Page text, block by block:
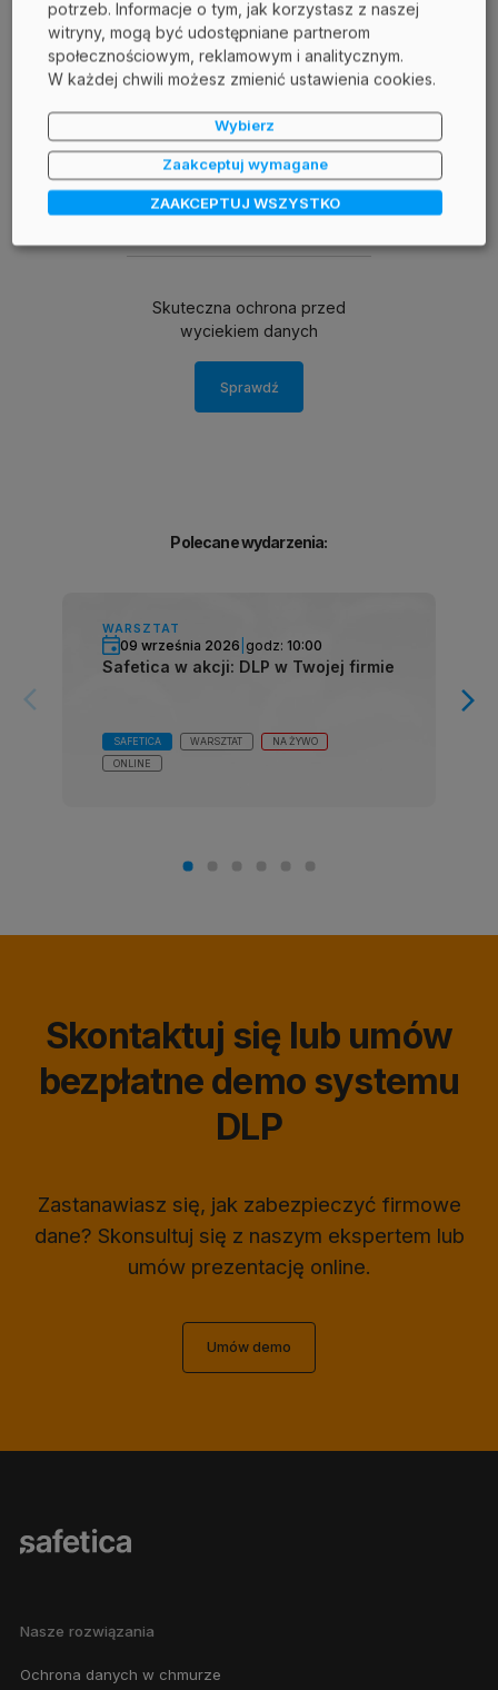
Mateusz Piątek
Masz pytania?
Skontaktuj się ze mną:
piatek.m@dagma.pl
532 570 255
Skuteczna ochrona przed
wyciekiem danych
Sprawdź
Polecane wydarzenia:
arrow_forward_ios
WARSZTAT
09 września 2026 godz: 10:00
Safetica w akcji: DLP w Twojej firmie
SAFETICA WARSZTAT
NA ŻYWO
ONLINE
arrow_forward_ios
Skontaktuj się lub umów
bezpłatne demo systemu
DLP
Zastanawiasz się, jak zabezpieczyć firmowe
dane? Skonsultuj się z naszym ekspertem lub
umów prezentację online.
Umów demo
Nasze rozwiązania
Ochrona danych w chmurze
potrzeb. Informacje o tym, jak korzystasz z naszej
witryny, mogą być udostępniane partnerom
społecznościowym, reklamowym i analitycznym.
W każdej chwili możesz zmienić ustawienia cookies.
Wybierz
Zaakceptuj wymagane
ZAAKCEPTUJ WSZYSTKO